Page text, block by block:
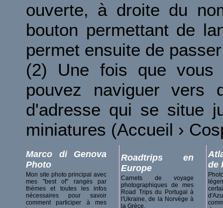
ouverte, à droite du
bouton permettant de
permet ensuite de
(2) Une fois que vous
pouvez naviguer vers
d'adresse qui se situe
miniatures (Accueil ›
Marco di Genova
Photo
Mon site photo principal avec
mes "best of" rangés par
thèmes et toutes les infos
nécessaires pour savoir
comment participer à mes
Roadtrips en
Europe
Carnets de voyage
photographiques de mes
Road Trips du Portugal à
l'Ukraine, de la Norvège à
la Grèce.
de